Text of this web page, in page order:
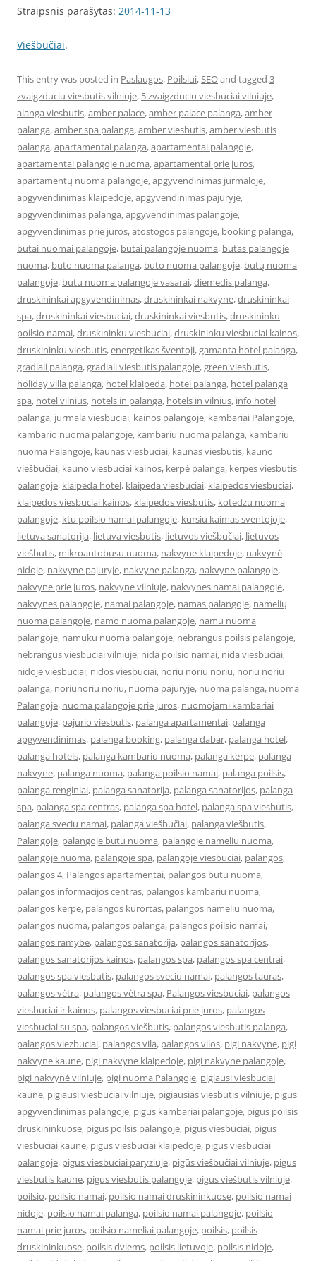
Straipsnis parašytas: 2014-11-13
Viešbučiai.
This entry was posted in Paslaugos, Poilsiui,SEOand tagged 3
zvaigzduciu viesbutis vilniuje, 5 zvaigzduciu viesbuciai vilniuje,
alanga viesbutis,amber palace,amber palace palanga,amber
palanga,amber spa palanga,amber viesbutis,amber viesbutis
palanga,apartamentai palanga,apartamentai palangoje,
apartamentai palangoje nuoma,apartamentai prie juros,
apartamentų nuoma palangoje,apgyvendinimas jurmaloje,
apgyvendinimas klaipedoje,apgyvendinimas pajuryje,
apgyvendinimas palanga,apgyvendinimas palangoje,
apgyvendinimas prie juros,atostogos palangoje, booking palanga,
butai nuomai palangoje, butai palangoje nuoma, butas palangoje
nuoma, buto nuoma palanga, buto nuoma palangoje, butų nuoma
palangoje, butu nuoma palangoje vasarai,diemedis palanga,
druskininkai apgyvendinimas,druskininkai nakvyne,druskininkai
spa,druskininkai viesbuciai,druskininkai viesbutis,druskininku
poilsio namai,druskininku viesbuciai,druskininku viesbuciai kainos,
druskininku viesbutis,energetikas šventoji,gamanta hotel palanga,
gradiali palanga,gradiali viesbutis palangoje,green viesbutis,
holiday villa palanga, hotel klaipeda, hotel palanga, hotel palanga
spa, hotel vilnius, hotels in palanga, hotels in vilnius, info hotel
palanga, jurmala viesbuciai, kainos palangoje, kambariai Palangoje,
kambario nuoma palangoje, kambariu nuoma palanga, kambariu
nuoma Palangoje, kaunas viesbuciai, kaunas viesbutis, kauno
viešbučiai, kauno viesbuciai kainos, kerpė palanga, kerpes viesbutis
palangoje, klaipeda hotel, klaipeda viesbuciai, klaipedos viesbuciai,
klaipedos viesbuciai kainos, klaipedos viesbutis, kotedzu nuoma
palangoje, ktu poilsio namai palangoje, kursiu kaimas sventojoje,
lietuva sanatorija, lietuva viesbutis, lietuvos viešbučiai, lietuvos
viešbutis, mikroautobusu nuoma, nakvyne klaipedoje, nakvynė
nidoje, nakvyne pajuryje, nakvyne palanga, nakvyne palangoje,
nakvyne prie juros, nakvyne vilniuje, nakvynes namai palangoje,
nakvynes palangoje, namai palangoje, namas palangoje, namelių
nuoma palangoje, namo nuoma palangoje, namu nuoma
palangoje, namuku nuoma palangoje, nebrangus poilsis palangoje,
nebrangus viesbuciai vilniuje, nida poilsio namai, nida viesbuciai,
nidoje viesbuciai, nidos viesbuciai, noriu noriu noriu, noriu noriu
palanga, noriunoriu noriu, nuoma pajuryje, nuoma palanga, nuoma
Palangoje, nuoma palangoje prie juros, nuomojami kambariai
palangoje, pajurio viesbutis, palanga apartamentai, palanga
apgyvendinimas, palanga booking, palanga dabar, palanga hotel,
palanga hotels, palanga kambariu nuoma, palanga kerpe, palanga
nakvyne, palanga nuoma, palanga poilsio namai, palanga poilsis,
palanga renginiai, palanga sanatorija, palanga sanatorijos, palanga
spa, palanga spa centras, palanga spa hotel, palanga spa viesbutis,
palanga sveciu namai, palanga viešbučiai, palanga viešbutis,
Palangoje, palangoje butu nuoma, palangoje nameliu nuoma,
palangoje nuoma, palangoje spa, palangoje viesbuciai, palangos,
palangos 4, Palangos apartamentai, palangos butu nuoma,
palangos informacijos centras, palangos kambariu nuoma,
palangos kerpe, palangos kurortas, palangos nameliu nuoma,
palangos nuoma, palangos palanga, palangos poilsio namai,
palangos ramybe, palangos sanatorija, palangos sanatorijos,
palangos sanatorijos kainos, palangos spa, palangos spa centrai,
palangos spa viesbutis, palangos sveciu namai, palangos tauras,
palangos vėtra, palangos vėtra spa, Palangos viesbuciai, palangos
viesbuciai ir kainos, palangos viesbuciai prie juros, palangos
viesbuciai su spa, palangos viešbutis, palangos viesbutis palanga,
palangos viezbuciai, palangos vila, palangos vilos, pigi nakvyne, pigi
nakvyne kaune, pigi nakvyne klaipedoje, pigi nakvyne palangoje,
pigi nakvynė vilniuje, pigi nuoma Palangoje, pigiausi viesbuciai
kaune, pigiausi viesbuciai vilniuje, pigiausias viesbutis vilniuje, pigus
apgyvendinimas palangoje, pigus kambariai palangoje, pigus poilsis
druskininkuose, pigus poilsis palangoje, pigus viesbuciai, pigus
viesbuciai kaune, pigus viesbuciai klaipedoje, pigus viesbuciai
palangoje, pigus viesbuciai paryziuje, pigūs viešbučiai vilniuje, pigus
viesbutis kaune, pigus viesbutis palangoje, pigus viešbutis vilniuje,
poilsio, poilsio namai, poilsio namai druskininkuose, poilsio namai
nidoje, poilsio namai palanga, poilsio namai palangoje, poilsio
namai prie juros, poilsio nameliai palangoje, poilsis, poilsis
druskininkuose, poilsis dviems, poilsis lietuvoje, poilsis nidoje,